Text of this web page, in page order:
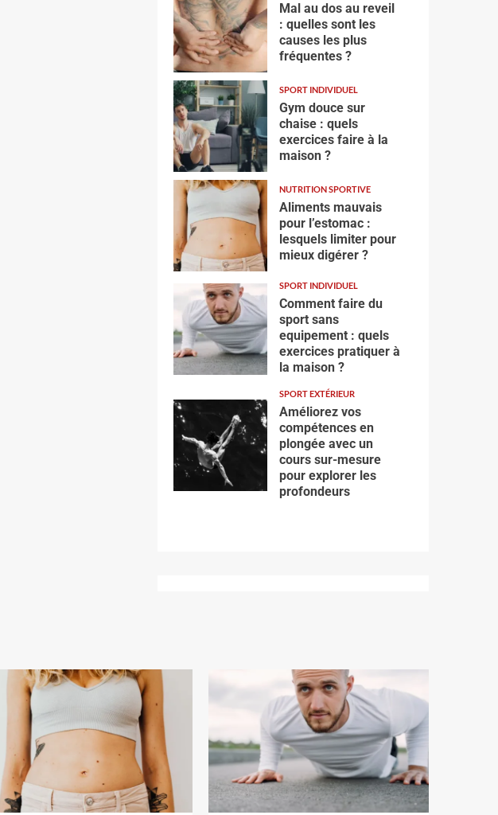
Mal au dos au reveil
: quelles sont les
causes les plus
fréquentes ?
SPORT INDIVIDUEL
Gym douce sur
chaise : quels
exercices faire à la
maison ?
NUTRITION SPORTIVE
Aliments mauvais
pour l’estomac :
lesquels limiter pour
mieux digérer ?
SPORT INDIVIDUEL
Comment faire du
sport sans
equipement : quels
exercices pratiquer à
la maison ?
SPORT EXTÉRIEUR
Améliorez vos
compétences en
plongée avec un
cours sur-mesure
pour explorer les
profondeurs